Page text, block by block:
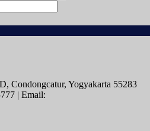
Condongcatur, Yogyakarta 55283
| Email: